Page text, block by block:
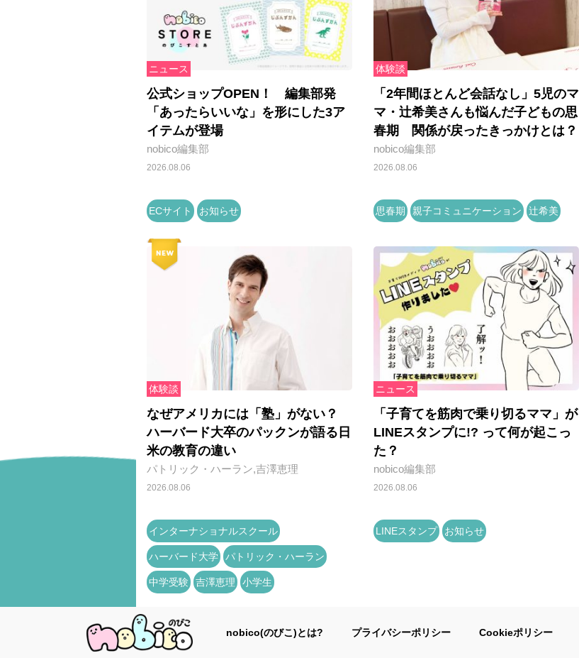
ニュース
公式ショップOPEN！ 編集部発
「あったらいいな」を形にした3ア
イテムが登場
nobico編集部
2026.08.06
ECサイト お知らせ
体験談
「2年間ほとんど会話なし」5児のマ
マ・辻希美さんも悩んだ子どもの思
春期 関係が戻ったきっかけとは？
nobico編集部
2026.08.06
思春期 親子コミュニケーション 辻希美
体験談
なぜアメリカには「塾」がない？
ハーバード大卒のパックンが語る日
米の教育の違い
パトリック・ハーラン,吉澤恵理
2026.08.06
インターナショナルスクール
ハーバード大学 パトリック・ハーラン
中学受験 吉澤恵理 小学生
ニュース
「子育てを筋肉で乗り切るママ」が
LINEスタンプに!? って何が起こっ
た？
nobico編集部
2026.08.06
LINEスタンプ お知らせ
nobico(のびこ)とは? プライバシーポリシー Cookieポリシー